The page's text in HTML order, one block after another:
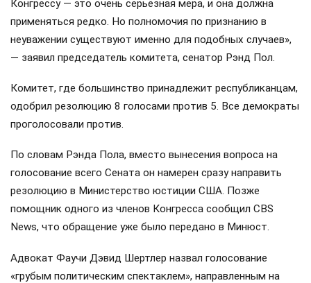
Конгрессу — это очень серьёзная мера, и она должна
применяться редко. Но полномочия по признанию в
неуважении существуют именно для подобных случаев»,
— заявил председатель комитета, сенатор Рэнд Пол.
Комитет, где большинство принадлежит республиканцам,
одобрил резолюцию 8 голосами против 5. Все демократы
проголосовали против.
По словам Рэнда Пола, вместо вынесения вопроса на
голосование всего Сената он намерен сразу направить
резолюцию в Министерство юстиции США. Позже
помощник одного из членов Конгресса сообщил CBS
News, что обращение уже было передано в Минюст.
Адвокат Фаучи Дэвид Шертлер назвал голосование
«грубым политическим спектаклем», направленным на